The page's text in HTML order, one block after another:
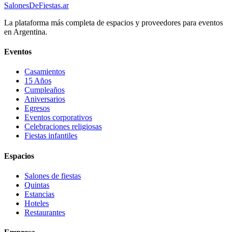
SalonesDeFiestas.ar
La plataforma más completa de espacios y proveedores para eventos
en Argentina.
Eventos
Casamientos
15 Años
Cumpleaños
Aniversarios
Egresos
Eventos corporativos
Celebraciones religiosas
Fiestas infantiles
Espacios
Salones de fiestas
Quintas
Estancias
Hoteles
Restaurantes